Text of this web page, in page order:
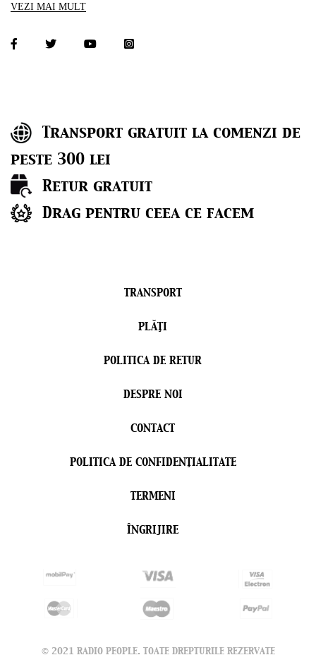
Vuillard (1868-1940). Așadar, vechi de secol XIX. Frumusețea și linia
lumea.
VEZI MAI MULT
Transport gratuit la comenzi de
peste 300 lei
Retur gratuit
Drag pentru ceea ce facem
TRANSPORT
PLĂŢI
POLITICA DE RETUR
DESPRE NOI
CONTACT
POLITICA DE CONFIDENŢIALITATE
TERMENI
ÎNGRIJIRE
© 2021 RADIO PEOPLE. TOATE DREPTURILE REZERVATE